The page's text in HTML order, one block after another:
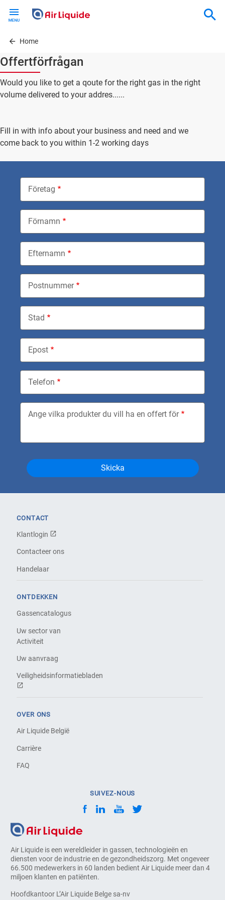
contentHome
Offertförfrågan
Would you like to get a qoute for the right gas in the right
volume delivered to your addres......
Fill in with info about your business and need and we
come back to you within 1-2 working days
Företag
Förnamn
Efternamn
Postnummer
Stad
Epost
Telefon
Ange vilka produkter du vill ha en offert för
Air Liquide is een wereldleider in gassen, technologieën en
diensten voor de industrie en de gezondheidszorg. Met ongeveer
66.500 medewerkers in 60 landen bedient Air Liquide meer dan 4
miljoen klanten en patiënten.
Hoofdkantoor L’Air Liquide Belge sa-nv
CONTACT
Klantlogin
Contacteer ons
Handelaar
ONTDEKKEN
Gassencatalogus
Uw sector van
Activiteit
Uw aanvraag
Veiligheidsinformatiebladen
OVER ONS
Air Liquide België
Carrière
FAQ
SUIVEZ-NOUS